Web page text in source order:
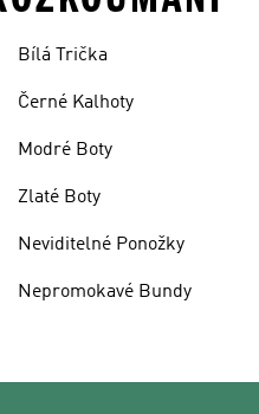
Bílá Trička
Černé Kalhoty
Modré Boty
Zlaté Boty
Neviditelné Ponožky
Nepromokavé Bundy